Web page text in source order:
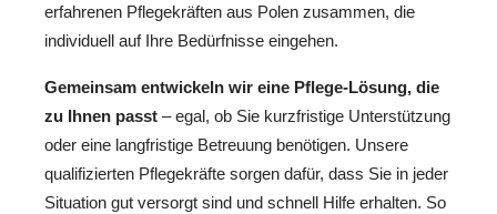
erfahrenen Pflegekräften aus Polen zusammen, die
individuell auf Ihre Bedürfnisse eingehen.
Gemeinsam entwickeln wir eine Pflege-Lösung, die
zu Ihnen passt – egal, ob Sie kurzfristige Unterstützung
oder eine langfristige Betreuung benötigen. Unsere
qualifizierten Pflegekräfte sorgen dafür, dass Sie in jeder
Situation gut versorgt sind und schnell Hilfe erhalten. So